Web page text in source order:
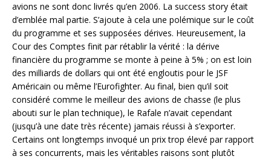
avions ne sont donc livrés qu’en 2006. La success story était
d’emblée mal partie. S’ajoute à cela une polémique sur le coût
du programme et ses supposées dérives. Heureusement, la
Cour des Comptes finit par rétablir la vérité : la dérive
financière du programme se monte à peine à 5% ; on est loin
des milliards de dollars qui ont été engloutis pour le JSF
Américain ou même l’Eurofighter. Au final, bien qu’il soit
considéré comme le meilleur des avions de chasse (le plus
abouti sur le plan technique), le Rafale n’avait cependant
(jusqu’à une date très récente) jamais réussi à s’exporter.
Certains ont longtemps invoqué un prix trop élevé par rapport
à ses concurrents, mais les véritables raisons sont plutôt